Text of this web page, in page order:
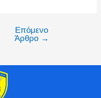
Επόμενο
Άρθρο →